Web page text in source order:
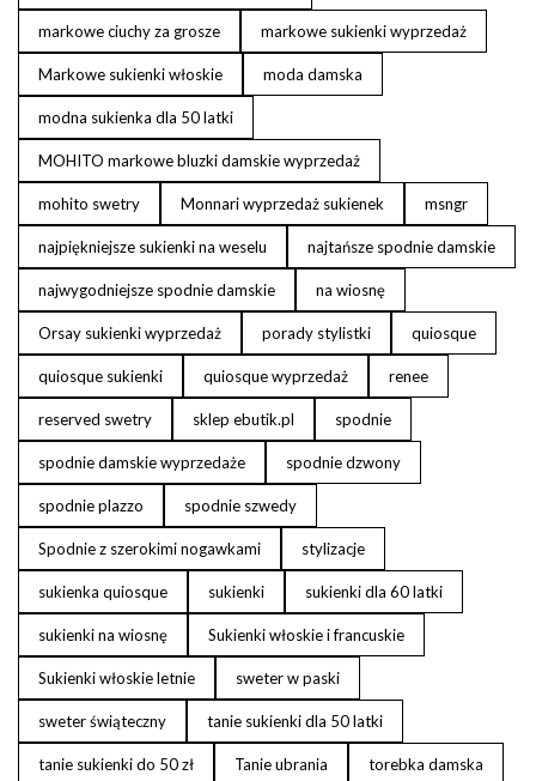
markowe ciuchy za grosze markowe sukienki wyprzedaż
Markowe sukienki włoskie moda damska
modna sukienka dla 50 latki
MOHITO markowe bluzki damskie wyprzedaż
mohito swetry Monnari wyprzedaż sukienek msngr
najpiękniejsze sukienki na weselu najtańsze spodnie damskie
najwygodniejsze spodnie damskie na wiosnę
Orsay sukienki wyprzedaż porady stylistki quiosque
quiosque sukienki quiosque wyprzedaż renee
reserved swetry sklep ebutik.pl spodnie
spodnie damskie wyprzedaże spodnie dzwony
spodnie plazzo spodnie szwedy
Spodnie z szerokimi nogawkami stylizacje
sukienka quiosque sukienki sukienki dla 60 latki
sukienki na wiosnę Sukienki włoskie i francuskie
Sukienki włoskie letnie sweter w paski
sweter świąteczny tanie sukienki dla 50 latki
tanie sukienki do 50 zł Tanie ubrania torebka damska